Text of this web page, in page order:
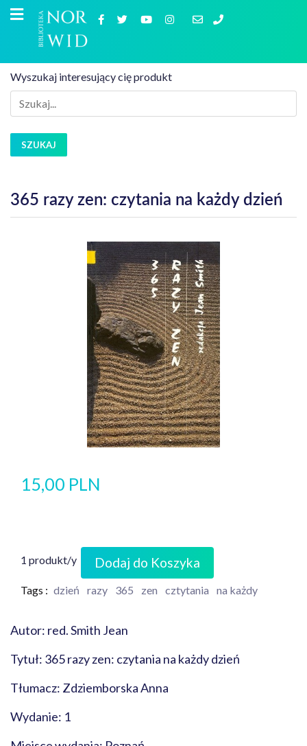
Wyszukaj interesujący cię produkt
SZUKAJ
365 razy zen: czytania na każdy dzień
15,00 PLN
1 produkt/y Dodaj do Koszyka
Tags : dzień razy 365 zen cztytania na każdy
Autor: red. Smith Jean
Tytuł: 365 razy zen: czytania na każdy dzień
Tłumacz: Zdziemborska Anna
Wydanie: 1